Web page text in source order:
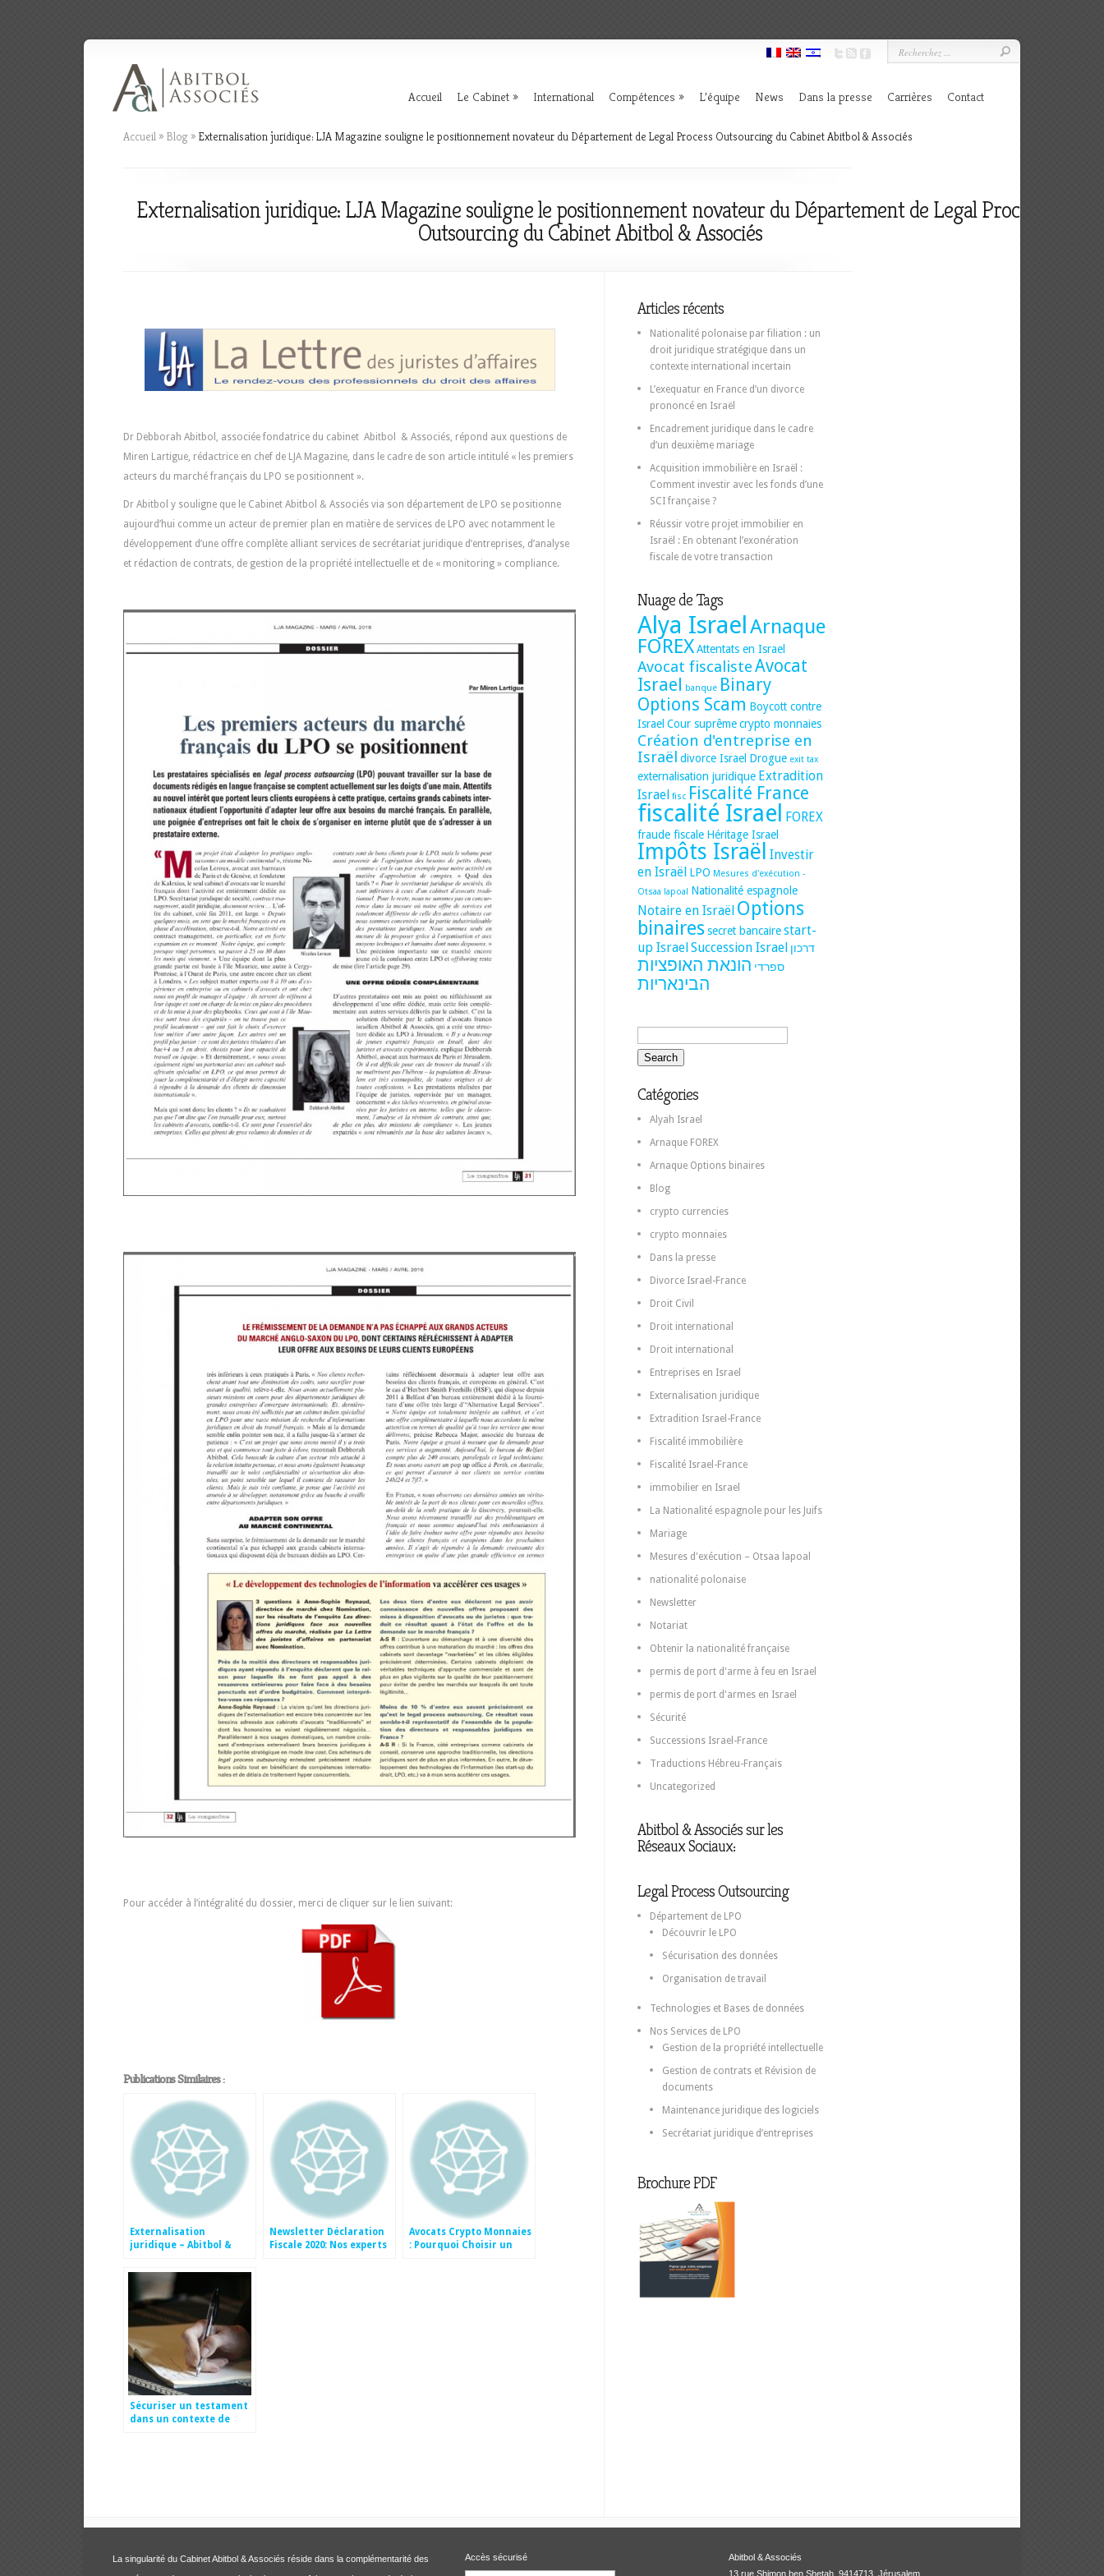
Accueil Le Cabinet International Compétences L’équipe News Dans la presse Carrières Contact
Accueil » Blog » Externalisation juridique: LJA Magazine souligne le positionnement novateur du Département de Legal Process Outsourcing du Cabinet Abitbol & Associés
Externalisation juridique: LJA Magazine souligne le positionnement novateur du Département de Legal Process
Outsourcing du Cabinet Abitbol & Associés
Dr Debborah Abitbol, associée fondatrice du cabinet Abitbol & Associés, répond aux questions de
Miren Lartigue, rédactrice en chef de LJA Magazine, dans le cadre de son article intitulé « les premiers
acteurs du marché français du LPO se positionnent ».
Dr Abitbol y souligne que le Cabinet Abitbol & Associés via son département de LPO se positionne
aujourd’hui comme un acteur de premier plan en matière de services de LPO avec notamment le
développement d’une offre complète alliant services de secrétariat juridique d’entreprises, d’analyse
et rédaction de contrats, de gestion de la propriété intellectuelle et de « monitoring » compliance.
Pour accéder à l’intégralité du dossier, merci de cliquer sur le lien suivant:
Publications Similaires :
Externalisation
juridique – Abitbol &
Law Firms: Comment le
Améliore les Méthodes
de Gestion du
Département de LPO
Newsletter Déclaration
Fiscale 2020: Nos experts
Avocats Crypto Monnaies
: Pourquoi Choisir un
Sécuriser un testament
dans un contexte de
Articles récents
Nationalité polonaise par filiation : un
droit juridique stratégique dans un
contexte international incertain
L’exequatur en France d’un divorce
prononcé en Israël
Encadrement juridique dans le cadre
d’un deuxième mariage
Acquisition immobilière en Israël :
Comment investir avec les fonds d’une
SCI française ?
Réussir votre projet immobilier en
Israël : En obtenant l’exonération
fiscale de votre transaction
Nuage de Tags
Alya Israel Arnaque
FOREXAttentats en Israel
Avocat fiscalisteAvocat
Israel
banque Binary
Options Scam Boycott contre
Israel Cour suprêmecrypto monnaies
Création d'entreprise en
Israël divorce Israel Drogue exit tax
externalisation juridique Extradition
Israel fisc Fiscalité France
fiscalité Israel FOREX
fraude fiscale Héritage Israel
Impôts Israël Investir
en Israël LPO Mesures d'exécution -
Otsaa lapoal Nationalité espagnole
Notaire en Israël Options
binaires secret bancairestart-
up IsraelSuccession Israel דרכון
ספרדי הונאת האופציות
הבינאריות
Catégories
Alyah Israel
Arnaque FOREX
Arnaque Options binaires
Blog
crypto currencies
crypto monnaies
Dans la presse
Divorce Israel-France
Droit Civil
Droit international
Droit international
Entreprises en Israel
Externalisation juridique
Extradition Israel-France
Fiscalité immobilière
Fiscalité Israel-France
immobilier en Israel
La Nationalité espagnole pour les Juifs
Mariage
Mesures d'exécution – Otsaa lapoal
nationalité polonaise
Newsletter
Notariat
Obtenir la nationalité française
permis de port d'arme à feu en Israel
permis de port d'armes en Israel
Sécurité
Successions Israel-France
Traductions Hébreu-Français
Uncategorized
Abitbol & Associés sur les
Réseaux Sociaux:
Legal Process Outsourcing
Département de LPO
Découvrir le LPO
Sécurisation des données
Organisation de travail
Technologies et Bases de données
Nos Services de LPO
Gestion de la propriété intellectuelle
Gestion de contrats et Révision de
documents
Maintenance juridique des logiciels
Secrétariat juridique d’entreprises
Brochure PDF
La singularité du Cabinet Abitbol & Associés réside dans la complémentarité des
Accès sécurisé
Abitbol & Associés
13 rue Shimon ben Shetah, 9414713, Jérusalem